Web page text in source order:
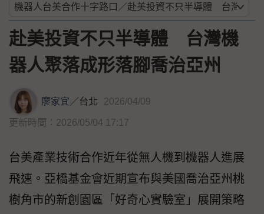
赴美投資不只半導體 台灣機
器人聚落成形落腳喬治亞州
廖家宜／台北 2026/04/09
更新時間：2026/05/04 17:17
台美產業技術合作近年從無人機到機器人進展
飛速。亞橋基金會近期宣布與美國喬治亞州桃
樹角市的新創園區「好奇心實驗室」展開策略